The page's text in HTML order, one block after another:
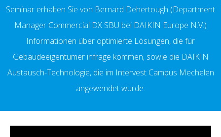
Seminar erhalten Sie von Bernard Dehertough (Department
Manager Commercial DX SBU bei DAIKIN Europe N.V.)
Informationen über optimierte Lösungen, die für
Gebäudeeigentümer infrage kommen, sowie die DAIKIN
Austausch-Technologie, die im Intervest Campus Mechelen
angewendet wurde.